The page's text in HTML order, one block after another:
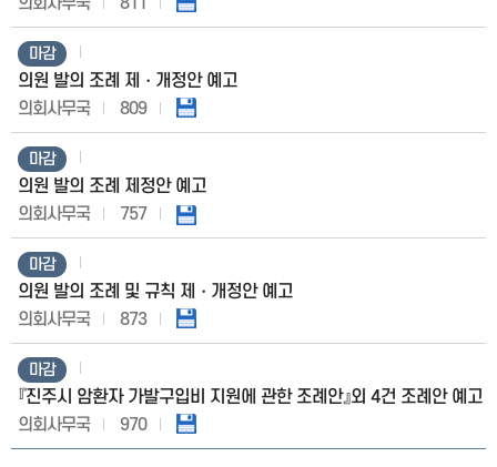
마감
의원 발의 조례 제・개정안 예고
의회사무국
809
마감
의원 발의 조례 제정안 예고
의회사무국
757
마감
의원 발의 조례 및 규칙 제・개정안 예고
의회사무국
873
마감
『진주시 암환자 가발구입비 지원에 관한 조례안』외 4건 조례안 예고
의회사무국
970